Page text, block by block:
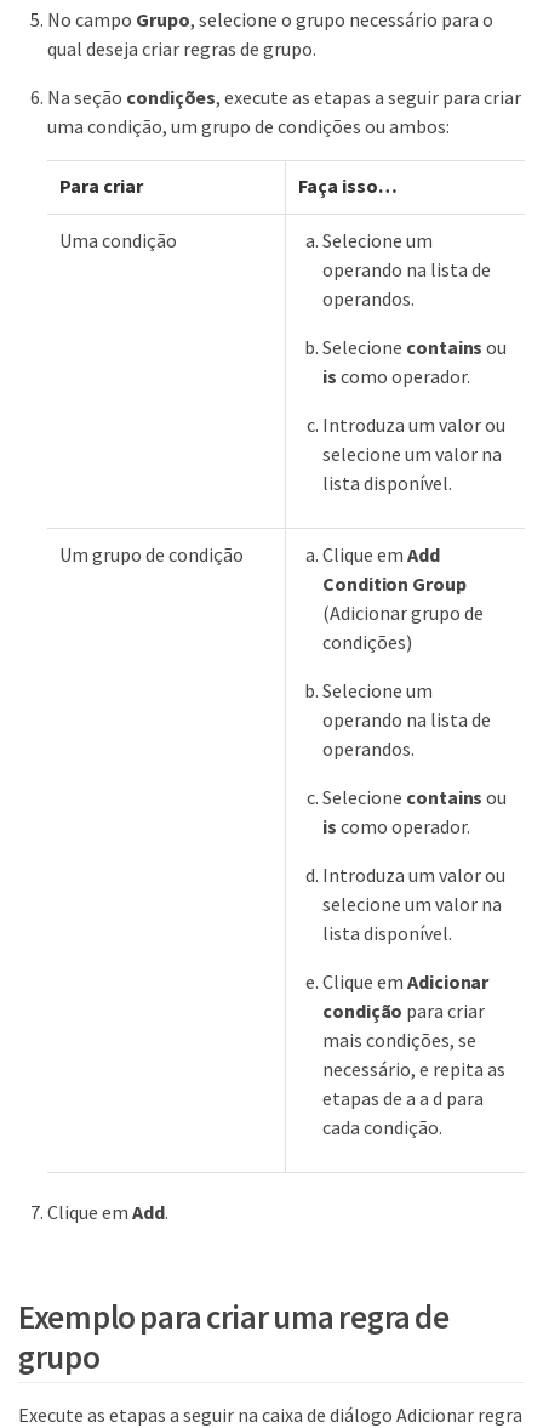
No campo Grupo, selecione o grupo necessário para o
qual deseja criar regras de grupo.
Na seção condições, execute as etapas a seguir para criar
uma condição, um grupo de condições ou ambos:
Para criar Faça isso…​
Uma condição
Selecione um
operando na lista de
operandos.
Selecione contains ou
is como operador.
Introduza um valor ou
selecione um valor na
lista disponível.
Um grupo de condição Clique em Add
Condition Group
(Adicionar grupo de
condições)
Selecione um
operando na lista de
operandos.
Selecione contains ou
is como operador.
Introduza um valor ou
selecione um valor na
lista disponível.
Clique em Adicionar
condição para criar
mais condições, se
necessário, e repita as
etapas de a a d para
cada condição.
Clique em Add.
Exemplo para criar uma regra de
grupo
Execute as etapas a seguir na caixa de diálogo Adicionar regra